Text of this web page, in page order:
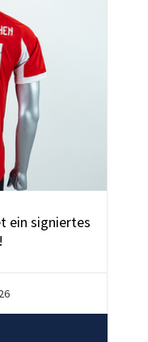
ein signiertes